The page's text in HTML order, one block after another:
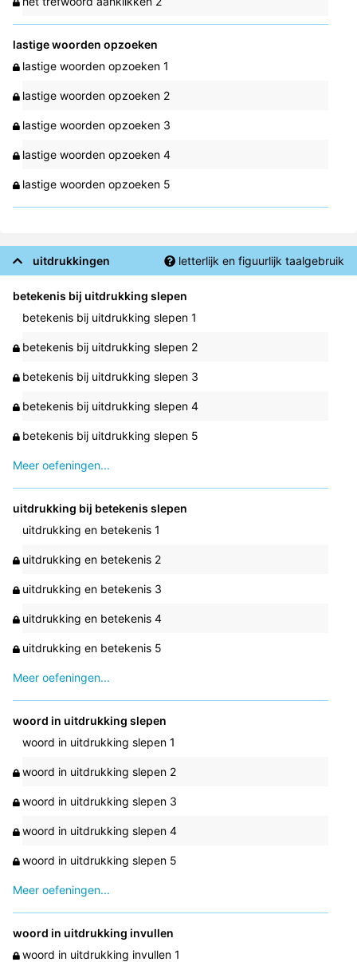
lastige woorden opzoeken
lastige woorden opzoeken 1
lastige woorden opzoeken 2
lastige woorden opzoeken 3
lastige woorden opzoeken 4
lastige woorden opzoeken 5
uitdrukkingen letterlijk en figuurlijk taalgebruik
betekenis bij uitdrukking slepen
betekenis bij uitdrukking slepen 1
betekenis bij uitdrukking slepen 2
betekenis bij uitdrukking slepen 3
betekenis bij uitdrukking slepen 4
betekenis bij uitdrukking slepen 5
Meer oefeningen...
uitdrukking bij betekenis slepen
uitdrukking en betekenis 1
uitdrukking en betekenis 2
uitdrukking en betekenis 3
uitdrukking en betekenis 4
uitdrukking en betekenis 5
Meer oefeningen...
woord in uitdrukking slepen
woord in uitdrukking slepen 1
woord in uitdrukking slepen 2
woord in uitdrukking slepen 3
woord in uitdrukking slepen 4
woord in uitdrukking slepen 5
Meer oefeningen...
woord in uitdrukking invullen
woord in uitdrukking invullen 1